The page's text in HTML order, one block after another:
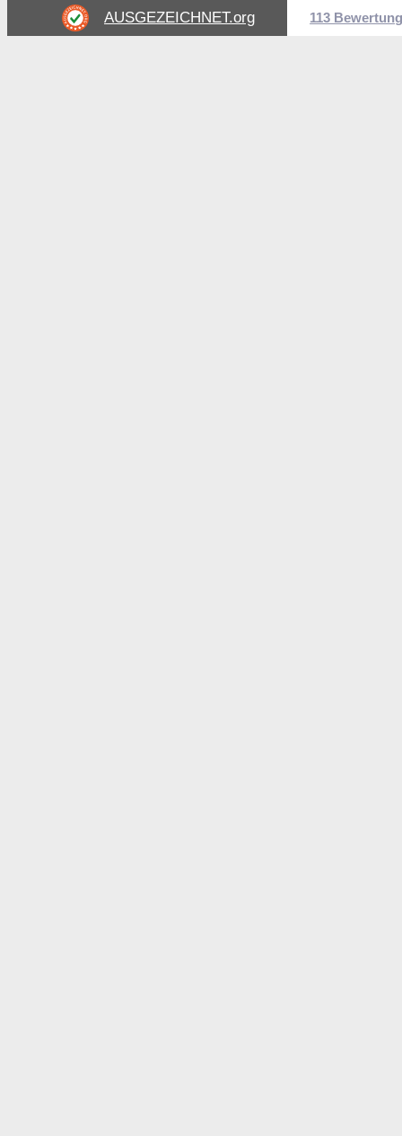
AUSGEZEICHNET.org 113